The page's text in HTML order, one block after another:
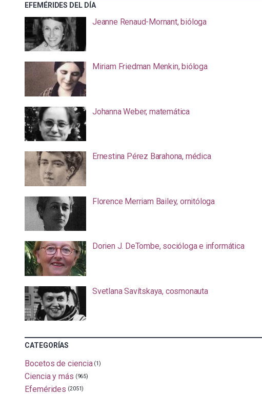
EFEMÉRIDES DEL DÍA
Jeanne Renaud-Mornant, bióloga
Miriam Friedman Menkin, bióloga
Johanna Weber, matemática
Ernestina Pérez Barahona, médica
Florence Merriam Bailey, ornitóloga
Dorien J. DeTombe, socióloga e informática
Svetlana Savítskaya, cosmonauta
CATEGORÍAS
Bocetos de ciencia (1)
Ciencia y más (965)
Efemérides (2051)